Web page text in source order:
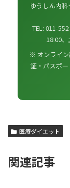
ゆうしん内
TEL: 011-
18:00、
※ オンライ
証・パスポ
医療ダイエット
関連記事